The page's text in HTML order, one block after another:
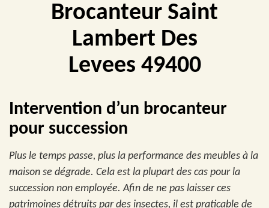
Brocanteur Saint
Lambert Des
Levees 49400
Intervention d’un brocanteur
pour succession
Plus le temps passe, plus la performance des meubles à la
maison se dégrade. Cela est la plupart des cas pour la
succession non employée. Afin de ne pas laisser ces
patrimoines détruits par des insectes, il est praticable de